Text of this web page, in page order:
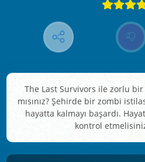
The Last Survivors ile zorlu
mısınız? Şehirde bir zombi
hayatta kalmayı başardı.
kontrol